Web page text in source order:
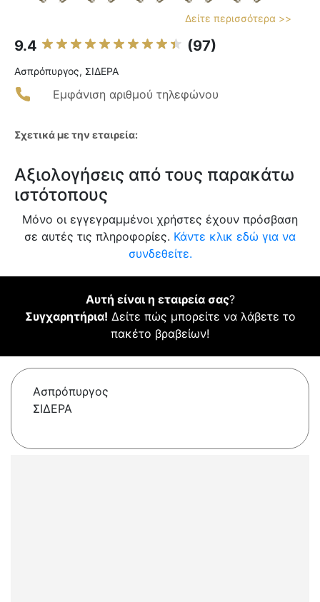
Δείτε περισσότερα >>
9.4 (97)
Ασπρόπυργος, ΣΙΔΕΡΑ
Εμφάνιση αριθμού τηλεφώνου
Σχετικά με την εταιρεία:
Αξιολογήσεις από τους παρακάτω
ιστότοπους
Μόνο οι εγγεγραμμένοι χρήστες έχουν πρόσβαση
σε αυτές τις πληροφορίες. Κάντε κλικ εδώ για να
συνδεθείτε.
Αυτή είναι η εταιρεία σας?
Συγχαρητήρια! Δείτε πώς μπορείτε να λάβετε το
πακέτο βραβείων!
Ασπρόπυργος
ΣΙΔΕΡΑ